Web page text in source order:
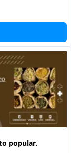
popular.